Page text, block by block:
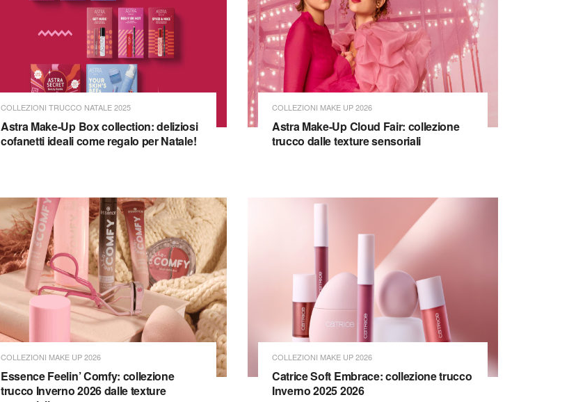
COLLEZIONI TRUCCO NATALE 2025
Astra Make-Up Box collection: deliziosi
cofanetti ideali come regalo per Natale!
COLLEZIONI MAKE UP 2026
Astra Make-Up Cloud Fair: collezione
trucco dalle texture sensoriali
COLLEZIONI MAKE UP 2026
Essence Feelin’ Comfy: collezione
trucco Inverno 2026 dalle texture
COLLEZIONI MAKE UP 2026
Catrice Soft Embrace: collezione trucco
Inverno 2025 2026